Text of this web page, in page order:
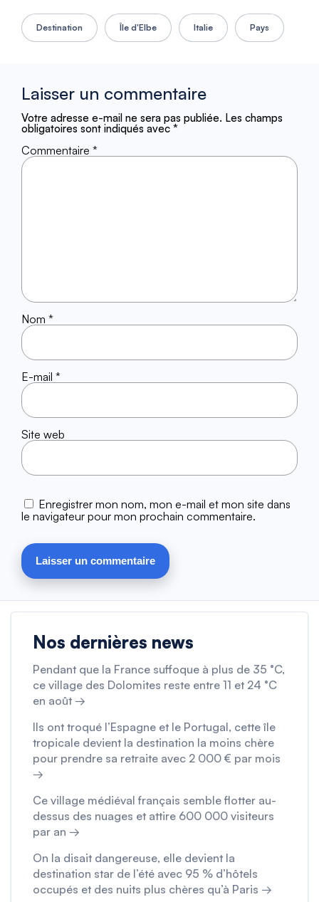
Destination Île d'Elbe Italie Pays
Laisser un commentaire
Votre adresse e-mail ne sera pas publiée. Les champs
obligatoires sont indiqués avec *
Commentaire *
Nom *
E-mail *
Site web
Enregistrer mon nom, mon e-mail et mon site dans
le navigateur pour mon prochain commentaire.
Nos dernières news
Pendant que la France suffoque à plus de 35 °C,
ce village des Dolomites reste entre 11 et 24 °C
en août →
Ils ont troqué l’Espagne et le Portugal, cette île
tropicale devient la destination la moins chère
pour prendre sa retraite avec 2 000 € par mois
→
Ce village médiéval français semble flotter au-
dessus des nuages et attire 600 000 visiteurs
par an →
On la disait dangereuse, elle devient la
destination star de l’été avec 95 % d’hôtels
occupés et des nuits plus chères qu’à Paris →